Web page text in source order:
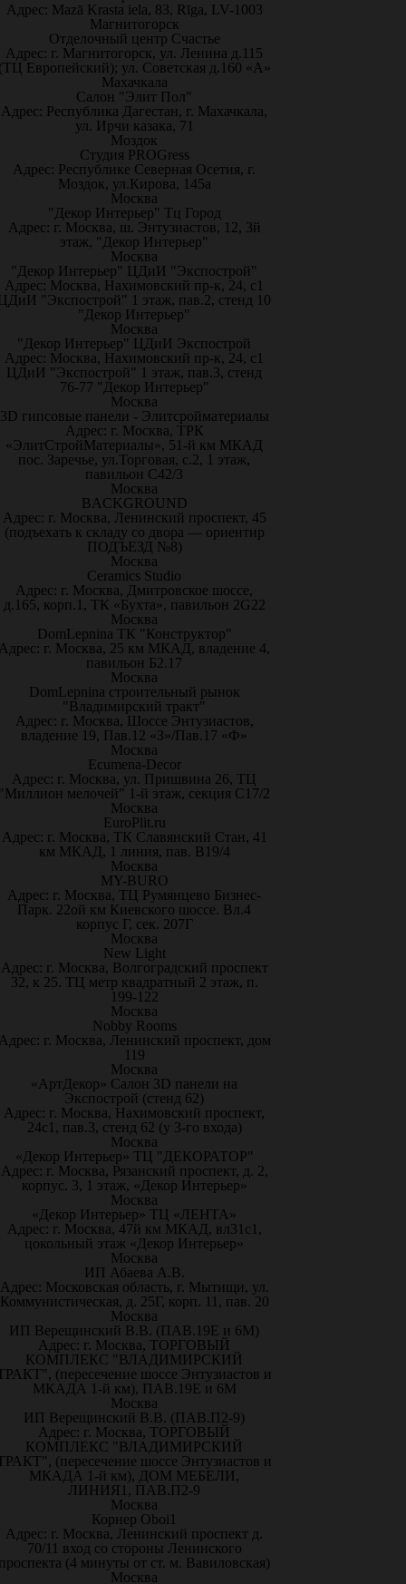
Адрес: Mazā Krasta iela, 83, Rīga, LV-1003
Магнитогорск
Отделочный центр Счастье
Адрес: г. Магнитогорск, ул. Ленина д.115
Европейский); ул. Советская д.160 «А»
Махачкала
Салон "Элит Пол"
Адрес: Республика Дагестан, г. Махачкала,
ул. Ирчи казака, 71
Моздок
Студия PROGress
Адрес: Республике Северная Осетия, г.
Моздок, ул.Кирова, 145а
Москва
"Декор Интерьер" Тц Город
Адрес: г. Москва, ш. Энтузиастов, 12, 3й
этаж, "Декор Интерьер"
Москва
"Декор Интерьер" ЦДиИ "Экспострой"
Адрес: Москва, Нахимовский пр-к, 24, с1
"Экспострой" 1 этаж, пав.2, стенд 10
"Декор Интерьер"
Москва
"Декор Интерьер" ЦДиИ Экспострой
Адрес: Москва, Нахимовский пр-к, 24, с1
ЦДиИ "Экспострой" 1 этаж, пав.3, стенд
76-77 "Декор Интерьер"
Москва
3D гипсовые панели - Элитсройматериалы
Адрес: г. Москва, ТРК
«ЭлитСтройМатериалы», 51-й км МКАД
пос. Заречье, ул.Торговая, с.2, 1 этаж,
павильон С42/3
Москва
BACKGROUND
Адрес: г. Москва, Ленинский проспект, 45
(подъехать к складу со двора — ориентир
ПОДЪЕЗД №8)
Москва
Ceramics Studio
Адрес: г. Москва, Дмитровское шоссе,
д.165, корп.1, ТК «Бухта», павильон 2G22
Москва
DomLepnina ТК "Конструктор"
г. Москва, 25 км МКАД, владение 4,
павильон Б2.17
Москва
DomLepnina строительный рынок
"Владимирский тракт"
Адрес: г. Москва, Шоссе Энтузиастов,
владение 19, Пав.12 «З»/Пав.17 «Ф»
Москва
Ecumena-Decor
Адрес: г. Москва, ул. Пришвина 26, ТЦ
мелочей" 1-й этаж, секция С17/2
Москва
EuroPlit.ru
Адрес: г. Москва, ТК Славянский Стан, 41
км МКАД, 1 линия, пав. В19/4
Москва
MY-BURO
Адрес: г. Москва, ТЦ Румянцево Бизнес-
Парк. 22ой км Киевского шоссе. Вл.4
корпус Г, сек. 207Г
Москва
New Light
Адрес: г. Москва, Волгоградский проспект
32, к 25. ТЦ метр квадратный 2 этаж, п.
199-122
Москва
Nobby Rooms
г. Москва, Ленинский проспект, дом
119
Москва
«АртДекор» Салон 3D панели на
Экспострой (стенд 62)
Адрес: г. Москва, Нахимовский проспект,
24с1, пав.3, стенд 62 (у 3-го входа)
Москва
«Декор Интерьер» ТЦ "ДЕКОРАТОР"
Адрес: г. Москва, Рязанский проспект, д. 2,
корпус. 3, 1 этаж, «Декор Интерьер»
Москва
«Декор Интерьер» ТЦ «ЛЕНТА»
Адрес: г. Москва, 47й км МКАД, вл31с1,
цокольный этаж «Декор Интерьер»
Москва
ИП Абаева А.В.
Адрес: Московская область, г. Мытищи, ул.
Коммунистическая, д. 25Г, корп. 11, пав. 20
Москва
ИП Верещинский В.В. (ПАВ.19Е и 6М)
Адрес: г. Москва, ТОРГОВЫЙ
КОМПЛЕКС "ВЛАДИМИРСКИЙ
(пересечение шоссе Энтузиастов и
МКАДА 1-й км), ПАВ.19Е и 6М
Москва
ИП Верещинский В.В. (ПАВ.П2-9)
Адрес: г. Москва, ТОРГОВЫЙ
КОМПЛЕКС "ВЛАДИМИРСКИЙ
(пересечение шоссе Энтузиастов и
МКАДА 1-й км), ДОМ МЕБЕЛИ,
ЛИНИЯ1, ПАВ.П2-9
Москва
Корнер Oboi1
Адрес: г. Москва, Ленинский проспект д.
70/11 вход со стороны Ленинского
(4 минуты от ст. м. Вавиловская)
Москва